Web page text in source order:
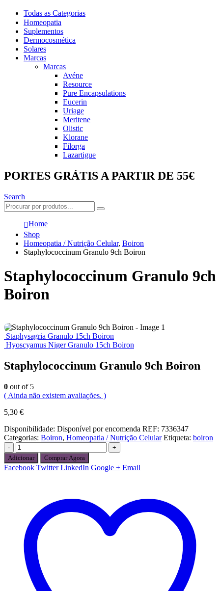
Todas as Categorias
Homeopatia
Suplementos
Dermocosmética
Solares
Marcas
Marcas
Avéne
Resource
Pure Encapsulations
Eucerin
Uriage
Meritene
Olistic
Klorane
Filorga
Lazartigue
PORTES GRÁTIS A PARTIR DE 55€
Search
Home
Shop
Homeopatia / Nutrição Celular, Boiron
Staphylococcinum Granulo 9ch Boiron
Staphylococcinum Granulo 9ch
Boiron
Staphysagria Granulo 15ch Boiron
Hyoscyamus Niger Granulo 15ch Boiron
Staphylococcinum Granulo 9ch Boiron
0 out of 5
( Ainda não existem avaliações. )
5,30 €
Disponibilidade: Disponível por encomenda REF: 7336347
Categorias: Boiron, Homeopatia / Nutrição Celular Etiqueta: boiron
-
+
Adicionar
Comprar Agora
Facebook Twitter LinkedIn Google + Email